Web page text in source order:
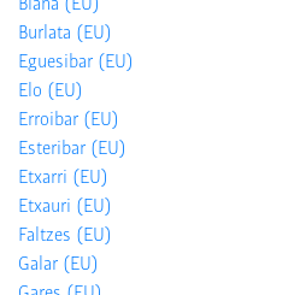
Burlata (EU)
Eguesibar (EU)
Elo (EU)
Erroibar (EU)
Esteribar (EU)
Etxarri (EU)
Etxauri (EU)
Faltzes (EU)
Galar (EU)